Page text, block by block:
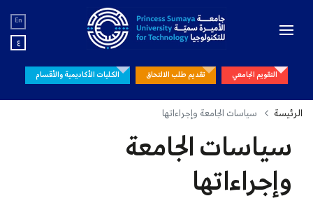
En
ع
التقويم الجامعي تقديم طلب الالتحاق الكليات الأكاديمية والأقسام
الرئيسة سياسات الجامعة وإجراءاتها
سياسات الجامعة
وإجراءاتها